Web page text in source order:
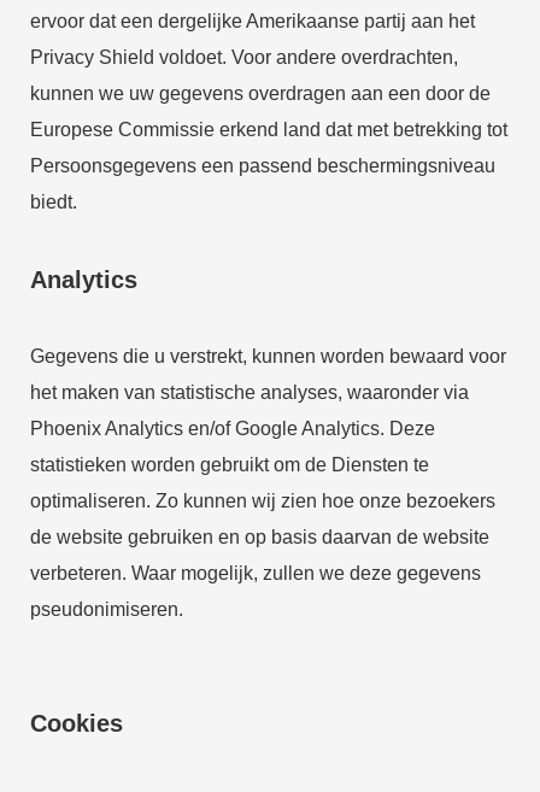
ervoor dat een dergelijke Amerikaanse partij aan het
Privacy Shield voldoet. Voor andere overdrachten,
kunnen we uw gegevens overdragen aan een door de
Europese Commissie erkend land dat met betrekking tot
Persoonsgegevens een passend beschermingsniveau
biedt.
Analytics
Gegevens die u verstrekt, kunnen worden bewaard voor
het maken van statistische analyses, waaronder via
Phoenix Analytics en/of Google Analytics. Deze
statistieken worden gebruikt om de Diensten te
optimaliseren. Zo kunnen wij zien hoe onze bezoekers
de website gebruiken en op basis daarvan de website
verbeteren. Waar mogelijk, zullen we deze gegevens
pseudonimiseren.
Cookies